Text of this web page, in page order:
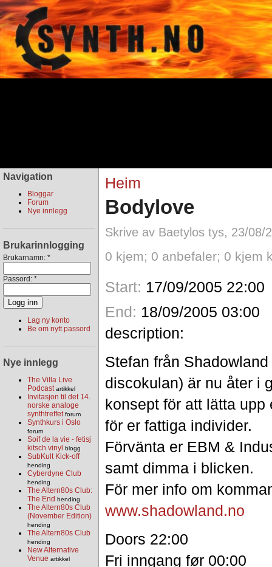
Navigation
Bloggar
Forum
Nye innlegg
Brukarinnlogging
Brukarnamn: *
Passord: *
Lag ny konto
Be om nytt passord
Nye innlegg
The Villa Live
Podcastartikkel
Invitasjon til det 14.
norske analoge
synthtreffet forum
Synthkurs i Oslo
forum
Soif de la vie - fetisj
kitsch vinyl
blogg
SubKult Kick-off
hending
Cyberdyne Club
hending
The Altern80s Club:
The End hending
The Altern80s Club
(November Edition)
hending
The Altern80s Club
hending
New Alternative
Venue artikkel
Heim
Bodylove
Skrive av Baetylos tys, 23/08/
0 kjem; 0 anbefaler; 0 kjem
Start: 17/09/2005 22:00
End: 18/09/2005 03:00
description:
Stefan från
discokulan) är nu åter i
konsept för att lätta
för er fattiga individer.
Förvänta er EBM &
samt dimma i blicken.
För mer info om
www.shadowland.no
Doors 22:00
Fri inngang før 00:00